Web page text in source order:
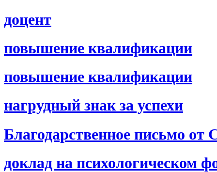
доцент
повышение квалификации
повышение квалификации
нагрудный знак за успехи
Благодарственное письмо
доклад на психологическом